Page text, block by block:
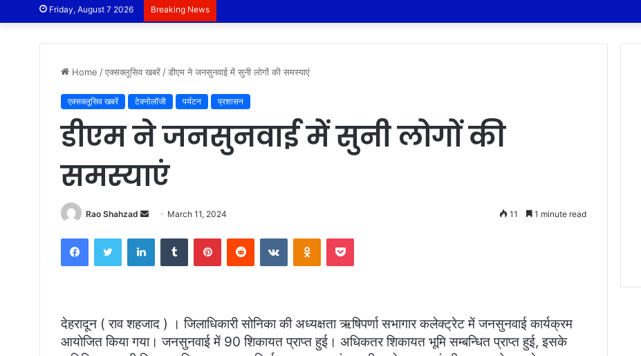
Friday, August 7 2026 Breaking News
Home /एक्सक्लूसिव खबरें /डीएम ने जनसुनवाई में सुनी लोगों की समस्याएं
एक्सक्लूसिव खबरें टेक्नोलॉजी पर्यटन प्रशासन
डीएम ने जनसुनवाई में सुनी लोगों की
समस्याएं
Rao Shahzad
Send March 11, 2024 11 1 minute read
FacebookTwitter LinkedInTumblr PinterestReddit VKontakteOdnoklassniki
Pocket
देहरादून ( राव शहजाद ) । जिलाधिकारी सोनिका की अध्यक्षता ऋषिपर्णा सभागार कलेक्ट्रेट में जनसुनवाई कार्यक्रम
आयोजित किया गया। जनसुनवाई में 90 शिकायत प्राप्त हुई। अधिकतर शिकायत भूमि सम्बन्धित प्राप्त हुई, इसके